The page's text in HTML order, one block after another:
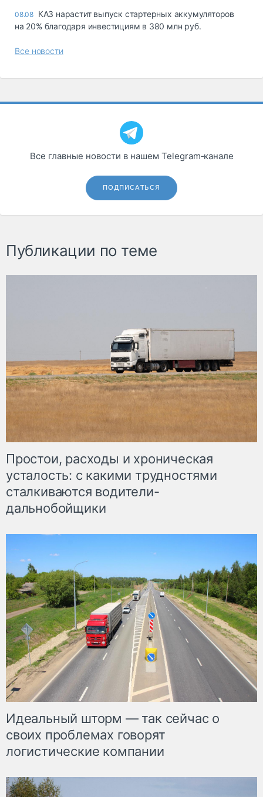
08.08 КАЗ нарастит выпуск стартерных аккумуляторов
на 20% благодаря инвестициям в 380 млн руб.
Все новости
Все главные новости в нашем Telegram‑канале
ПОДПИСАТЬСЯ
Публикации по теме
Простои, расходы и хроническая
усталость: с какими трудностями
сталкиваются водители-
дальнобойщики
Идеальный шторм — так сейчас о
своих проблемах говорят
логистические компании